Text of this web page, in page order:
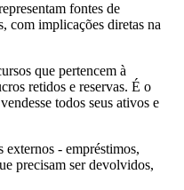
fontes de
com implicações diretas na
que pertencem à
retidos e reservas. É o
todos seus ativos e
externos - empréstimos,
precisam ser devolvidos,